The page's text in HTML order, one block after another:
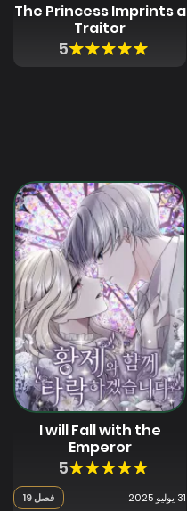
The Princess Imprints a
Traitor
5
I will Fall with the
Emperor
5
فصل 19 31 يوليو 2025